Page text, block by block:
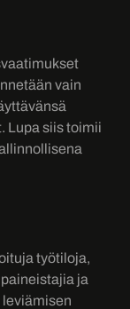
vain
Lupa siis toimii
työtiloja,
ja